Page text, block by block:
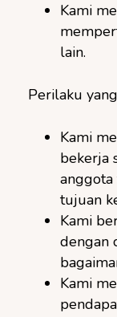
Kami
lain.
Perilaku
Kami
bekerja
tujuan
Kami
dengan
Kami